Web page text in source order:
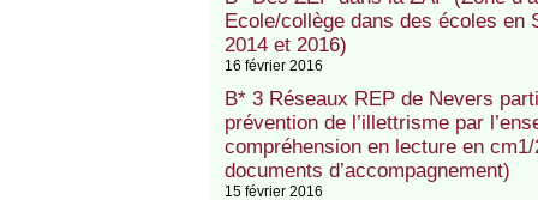
Ecole/collège dans des écoles en
2014 et 2016)
16 février 2016
B* 3 Réseaux REP de Nevers
prévention de l’illettrisme par
compréhension en lecture en
documents d’accompagnement)
15 février 2016